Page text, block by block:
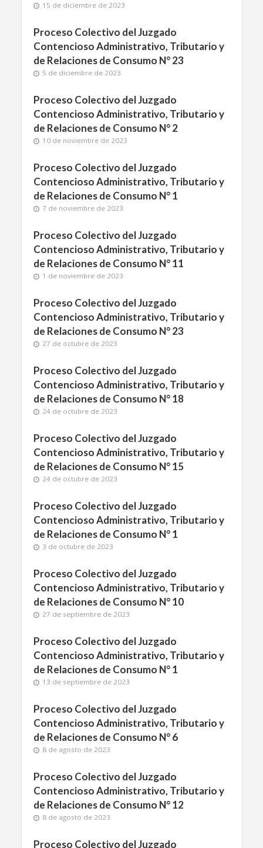
15 de diciembre de 2023
Proceso Colectivo del Juzgado
Contencioso Administrativo, Tributario y
de Relaciones de Consumo N° 23
5 de diciembre de 2023
Proceso Colectivo del Juzgado
Contencioso Administrativo, Tributario y
de Relaciones de Consumo N° 2
10 de noviembre de 2023
Proceso Colectivo del Juzgado
Contencioso Administrativo, Tributario y
de Relaciones de Consumo N° 1
7 de noviembre de 2023
Proceso Colectivo del Juzgado
Contencioso Administrativo, Tributario y
de Relaciones de Consumo N° 11
1 de noviembre de 2023
Proceso Colectivo del Juzgado
Contencioso Administrativo, Tributario y
de Relaciones de Consumo N° 23
27 de octubre de 2023
Proceso Colectivo del Juzgado
Contencioso Administrativo, Tributario y
de Relaciones de Consumo N° 18
24 de octubre de 2023
Proceso Colectivo del Juzgado
Contencioso Administrativo, Tributario y
de Relaciones de Consumo N° 15
24 de octubre de 2023
Proceso Colectivo del Juzgado
Contencioso Administrativo, Tributario y
de Relaciones de Consumo N° 1
3 de octubre de 2023
Proceso Colectivo del Juzgado
Contencioso Administrativo, Tributario y
de Relaciones de Consumo N° 10
27 de septiembre de 2023
Proceso Colectivo del Juzgado
Contencioso Administrativo, Tributario y
de Relaciones de Consumo N° 1
13 de septiembre de 2023
Proceso Colectivo del Juzgado
Contencioso Administrativo, Tributario y
de Relaciones de Consumo N° 6
8 de agosto de 2023
Proceso Colectivo del Juzgado
Contencioso Administrativo, Tributario y
de Relaciones de Consumo N° 12
8 de agosto de 2023
Proceso Colectivo del Juzgado